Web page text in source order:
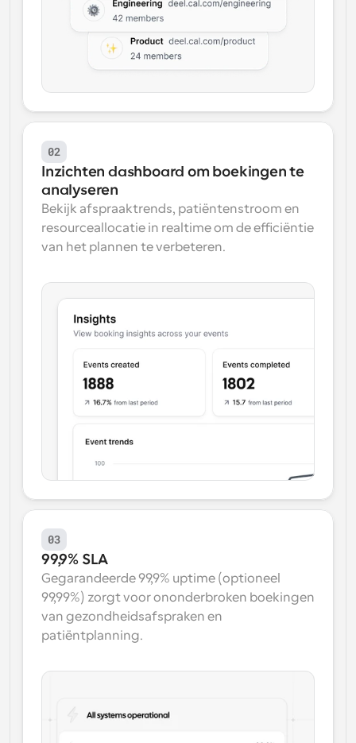
02
Inzichten dashboard om boekingen te
analyseren
Bekijk afspraaktrends, patiëntenstroom en
resourceallocatie in realtime om de efficiëntie
van het plannen te verbeteren.
03
99,9% SLA
Gegarandeerde 99,9% uptime (optioneel
99,99%) zorgt voor ononderbroken boekingen
van gezondheidsafspraken en
patiëntplanning.